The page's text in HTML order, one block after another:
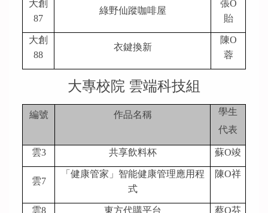
大創
87
綠野仙蹤咖啡屋
張O
貽
大創
88
衣鍵換新
陳O
蓉
大專校院 雲端科技組
編號 作品名稱
學生
代表
雲3 共享飲料杯 蘇O竣
雲7
「健康管家」智能健康管理應用程
式
陳O祥
雲8 東方代購平台 蔡O芬